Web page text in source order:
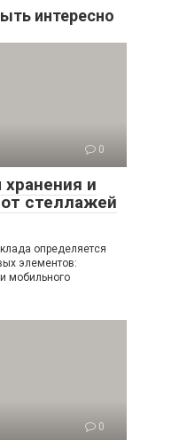
интересно
0
и
стеллажей
определяется
элементов:
мобильного
0